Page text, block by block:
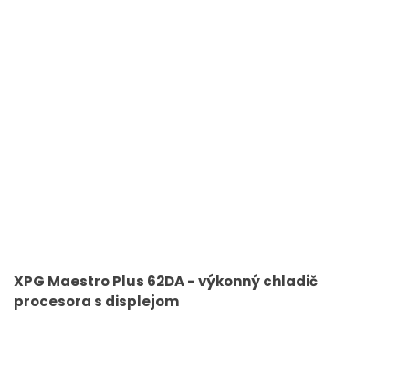
XPG Maestro Plus 62DA - výkonný chladič
procesora s displejom